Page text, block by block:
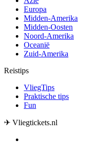
Europa
Midden-Amerika
Midden-Oosten
Noord-Amerika
Oceanië
Zuid-Amerika
Reistips
VliegTips
Praktische tips
Fun
✈ Vliegtickets.nl